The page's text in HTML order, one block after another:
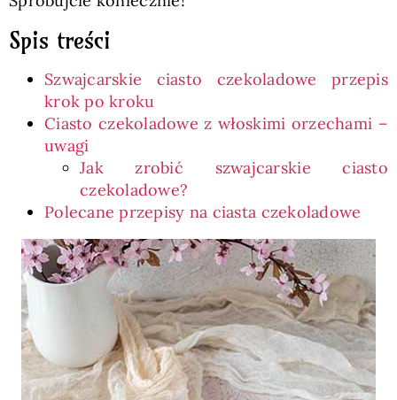
Spis treści
Szwajcarskie ciasto czekoladowe przepis
krok po kroku
Ciasto czekoladowe z włoskimi orzechami –
uwagi
Jak zrobić szwajcarskie ciasto
czekoladowe?
Polecane przepisy na ciasta czekoladowe